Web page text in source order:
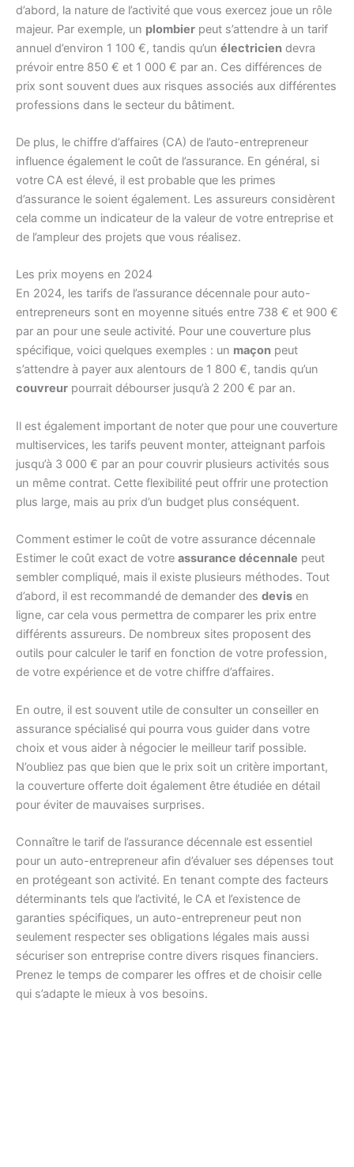
d’abord, la nature de l’activité que vous exercez joue un rôle
majeur. Par exemple, un plombier peut s’attendre à un tarif
annuel d’environ 1 100 €, tandis qu’un électricien devra
prévoir entre 850 € et 1 000 € par an. Ces différences de
prix sont souvent dues aux risques associés aux différentes
professions dans le secteur du bâtiment.
De plus, le chiffre d’affaires (CA) de l’auto-entrepreneur
influence également le coût de l’assurance. En général, si
votre CA est élevé, il est probable que les primes
d’assurance le soient également. Les assureurs considèrent
cela comme un indicateur de la valeur de votre entreprise et
de l’ampleur des projets que vous réalisez.
Les prix moyens en 2024
En 2024, les tarifs de l’assurance décennale pour auto-
entrepreneurs sont en moyenne situés entre 738 € et 900 €
par an pour une seule activité. Pour une couverture plus
spécifique, voici quelques exemples : un maçon peut
s’attendre à payer aux alentours de 1 800 €, tandis qu’un
couvreur pourrait débourser jusqu’à 2 200 € par an.
Il est également important de noter que pour une couverture
multiservices, les tarifs peuvent monter, atteignant parfois
jusqu’à 3 000 € par an pour couvrir plusieurs activités sous
un même contrat. Cette flexibilité peut offrir une protection
plus large, mais au prix d’un budget plus conséquent.
Comment estimer le coût de votre assurance décennale
Estimer le coût exact de votre assurance décennale peut
sembler compliqué, mais il existe plusieurs méthodes. Tout
d’abord, il est recommandé de demander des devis en
ligne, car cela vous permettra de comparer les prix entre
différents assureurs. De nombreux sites proposent des
outils pour calculer le tarif en fonction de votre profession,
de votre expérience et de votre chiffre d’affaires.
En outre, il est souvent utile de consulter un conseiller en
assurance spécialisé qui pourra vous guider dans votre
choix et vous aider à négocier le meilleur tarif possible.
N’oubliez pas que bien que le prix soit un critère important,
la couverture offerte doit également être étudiée en détail
pour éviter de mauvaises surprises.
Connaître le tarif de l’assurance décennale est essentiel
pour un auto-entrepreneur afin d’évaluer ses dépenses tout
en protégeant son activité. En tenant compte des facteurs
déterminants tels que l’activité, le CA et l’existence de
garanties spécifiques, un auto-entrepreneur peut non
seulement respecter ses obligations légales mais aussi
sécuriser son entreprise contre divers risques financiers.
Prenez le temps de comparer les offres et de choisir celle
qui s’adapte le mieux à vos besoins.